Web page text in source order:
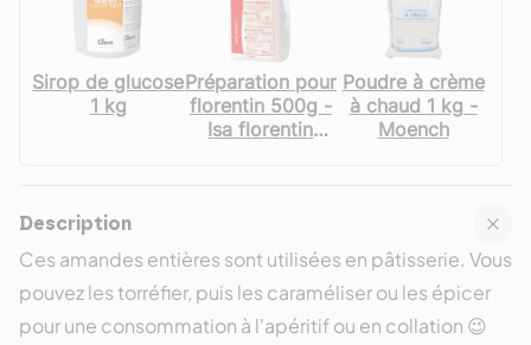
Sirop de glucose
1 kg
Préparation pour
florentin 500g -
Isa florentin
Poudre à crème
à chaud 1 kg -
Moench
Description
Ces amandes entières sont utilisées en pâtisserie. Vous
pouvez les torréfier, puis les caraméliser ou les épicer
pour une consommation à l'apéritif ou en collation 😉